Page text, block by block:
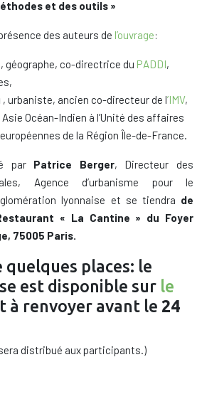
et des outils »
des auteurs de l’ouvrage:
, géographe, co-directrice du PADDI,
, urbaniste, ancien co-directeur de l’IMV,
Océan-Indien à l’Unité des affaires
de la Région Île-de-France.
par Patrice Berger, Directeur des
Agence d’urbanisme pour le
lyonnaise et se tiendra de
« La Cantine » du Foyer
75005 Paris.
quelques places: le
est disponible sur le
à renvoyer avant le 24
sera distribué aux participants.)